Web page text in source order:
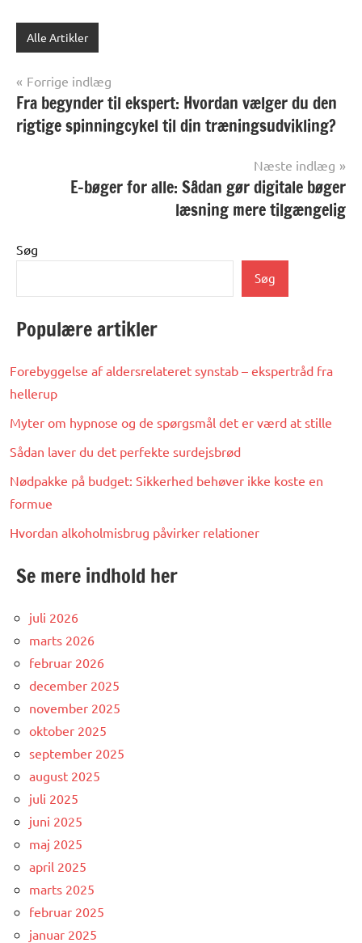
Alle Artikler
Indlægsnavigation
Forrige indlæg
Fra begynder til ekspert: Hvordan vælger du den
rigtige spinningcykel til din træningsudvikling?
Næste indlæg
E-bøger for alle: Sådan gør digitale bøger
læsning mere tilgængelig
Søg
Søg
Populære artikler
Forebyggelse af aldersrelateret synstab – ekspertråd fra
hellerup
Myter om hypnose og de spørgsmål det er værd at stille
Sådan laver du det perfekte surdejsbrød
Nødpakke på budget: Sikkerhed behøver ikke koste en
formue
Hvordan alkoholmisbrug påvirker relationer
Se mere indhold her
juli 2026
marts 2026
februar 2026
december 2025
november 2025
oktober 2025
september 2025
august 2025
juli 2025
juni 2025
maj 2025
april 2025
marts 2025
februar 2025
januar 2025